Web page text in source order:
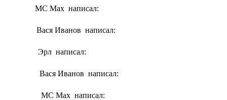
MC Max написал:
Вася Иванов написал:
Эрл написал:
Вася Иванов написал:
MC Max написал: